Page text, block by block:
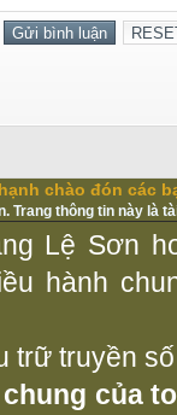
chào đón các
Trang thông tin này là
Lệ Sơn
hành
trữ truyền
của